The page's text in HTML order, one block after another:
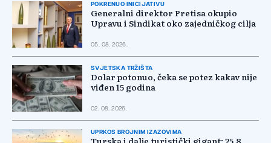
POKRENUO INICIJATIVU
Generalni direktor Pretisa okupio
Upravu i Sindikat oko zajedničkog cilja
05. 08. 2026.
SVJETSKA TRŽIŠTA
Dolar potonuo, čeka se potez kakav nije
viđen 15 godina
02. 08. 2026.
UPRKOS BROJNIM IZAZOVIMA